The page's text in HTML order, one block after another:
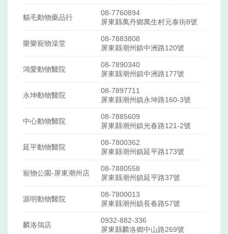
貓毛動物藥品行
08-7760894
屏東縣萬丹鄉萬生村元泰街8號
樂樂寵物澡堂
08-7883808
屏東縣潮州鎮中洲路120號
鴻愛動物醫院
08-7890340
屏東縣潮州鎮中洲路177號
永坤動物醫院
08-7897711
屏東縣潮州鎮永坤路160-3號
中心動物醫院
08-7885609
屏東縣潮州鎮光春路121-2號
延平動物醫院
08-7800362
屏東縣潮州鎮延平路173號
寵物公園-屏東潮州店
08-7880558
屏東縣潮州鎮延平路37號
源明動物醫院
08-7800013
屏東縣潮州鎮長春路57號
麟洛鴿店
0932-882-336
屏東縣麟洛鄉中山路269號